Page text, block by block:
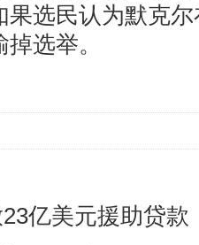
果选民认为默克
选举。
亿美元援助贷款